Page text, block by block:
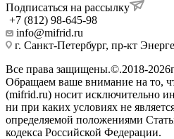
Подписаться на рассылку
+7 (812) 98-645-98
info@mifrid.ru
г. Санкт-Петербург, пр-кт
Все права защищены.©.2018-
Обращаем ваше внимание на то,
(mifrid.ru) носит исключительно
ни при каких условиях не
определяемой положениями
кодекса Российской Федерации.